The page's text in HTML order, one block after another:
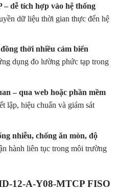
dễ tích hợp vào hệ thống
dữ liệu thời gian thực đến hệ
thời nhiều cảm biến
dụng đo lường phức tạp trong
– qua web hoặc phần mềm
lập, hiệu chuẩn và giám sát
nhiễu, chống ăn mòn, độ
hành liên tục trong môi trường
12-A-Y08-MTCP FISO